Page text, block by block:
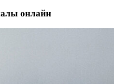
онлайн